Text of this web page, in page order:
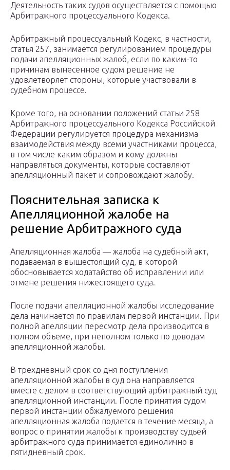
Деятельность таких судов осуществляется с помощью
Арбитражного процессуального Кодекса.
Арбитражный процессуальный Кодекс, в частности,
статья 257, занимается регулированием процедуры
подачи апелляционных жалоб, если по каким-то
причинам вынесенное судом решение не
удовлетворяет стороны, которые участвовали в
судебном процессе.
Кроме того, на основании положений статьи 258
Арбитражного процессуального Кодекса Российской
Федерации регулируется процедура механизма
взаимодействия между всеми участниками процесса,
в том числе каким образом и кому должны
направляться документы, которые составляют
апелляционный пакет и сопровождают жалобу.
Пояснительная записка к
Апелляционной жалобе на
решение Арбитражного суда
Апелляционная жалоба — жалоба на судебный акт,
подаваемая в вышестоящий суд, в которой
обосновывается ходатайство об исправлении или
отмене решения нижестоящего суда.
После подачи апелляционной жалобы исследование
дела начинается по правилам первой инстанции. При
полной апелляции пересмотр дела производится в
полном объеме, при неполном только по доводам
апелляционной жалобы.
В трехдневный срок со дня поступления
апелляционной жалобы в суд она направляется
вместе с делом в соответствующий арбитражный суд
апелляционной инстанции. После принятия судом
первой инстанции обжалуемого решения
апелляционная жалоба подается в течение месяца, а
вопрос о принятии жалобы к производству судьей
арбитражного суда принимается единолично в
пятидневный срок.